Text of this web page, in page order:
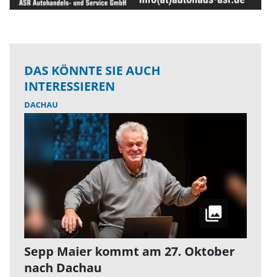
DAS KÖNNTE SIE AUCH
INTERESSIEREN
DACHAU
Sepp Maier kommt am 27. Oktober
nach Dachau